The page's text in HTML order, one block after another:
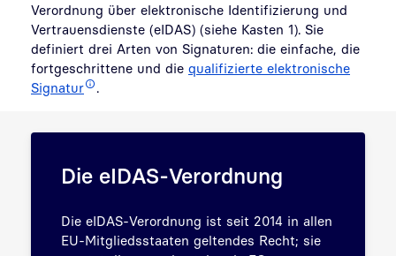
Verordnung über elektronische Identifizierung und
Vertrauensdienste (eIDAS) (siehe Kasten 1). Sie
definiert drei Arten von Signaturen: die einfache, die
fortgeschrittene und die qualifizierte elektronische
Signatur
Die eIDAS-Verordnung
Die eIDAS-Verordnung ist seit 2014 in allen
EU-Mitgliedsstaaten geltendes Recht; sie